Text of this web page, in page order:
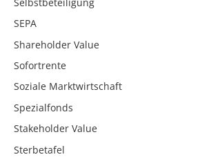
SEPA
Shareholder Value
Sofortrente
Soziale Marktwirtschaft
Spezialfonds
Stakeholder Value
Sterbetafel